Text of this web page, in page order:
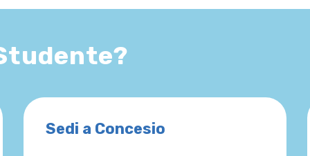
Sedi a Concesio